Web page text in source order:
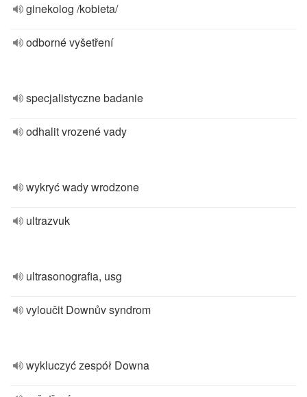
ginekolog /kobieta/
odborné vyšetření
specjalistyczne badanie
odhalit vrozené vady
wykryć wady wrodzone
ultrazvuk
ultrasonografia, usg
vyloučit Downův syndrom
wykluczyć zespół Downa